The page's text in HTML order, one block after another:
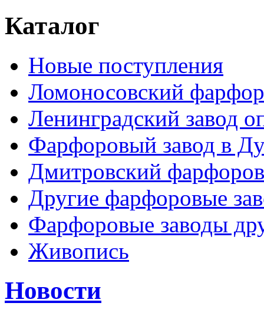
Каталог
Новые поступления
Ломоносовский
Ленинградский завод
Фарфоровый завод в
Дмитровский
Другие фарфоровые
Фарфоровые заводы
Живопись
Новости